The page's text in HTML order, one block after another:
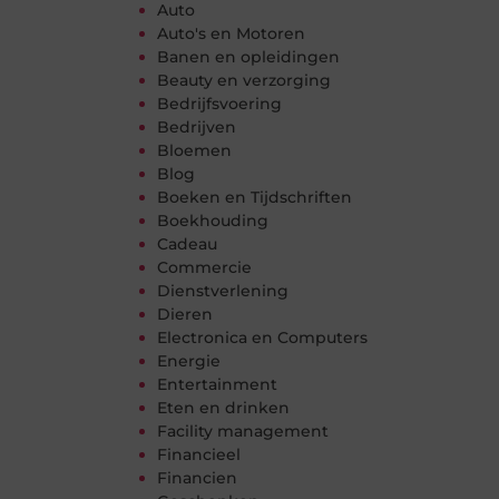
Auto
Auto's en Motoren
Banen en opleidingen
Beauty en verzorging
Bedrijfsvoering
Bedrijven
Bloemen
Blog
Boeken en Tijdschriften
Boekhouding
Cadeau
Commercie
Dienstverlening
Dieren
Electronica en Computers
Energie
Entertainment
Eten en drinken
Facility management
Financieel
Financien